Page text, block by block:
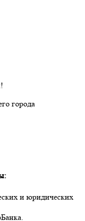
города
и юридических